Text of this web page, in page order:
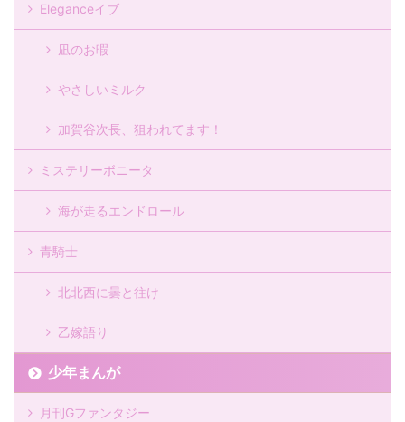
Eleganceイブ
凪のお暇
やさしいミルク
加賀谷次長、狙われてます！
ミステリーボニータ
海が走るエンドロール
青騎士
北北西に曇と往け
乙嫁語り
少年まんが
月刊Gファンタジー